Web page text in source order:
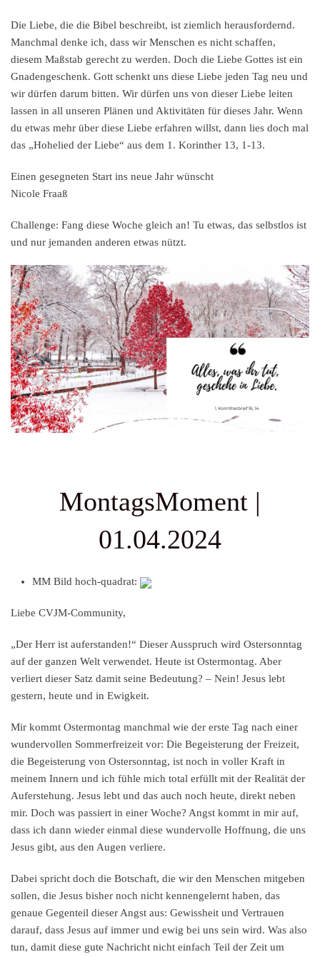
Die Liebe, die die Bibel beschreibt, ist ziemlich herausfordernd.
Manchmal denke ich, dass wir Menschen es nicht schaffen,
diesem Maßstab gerecht zu werden. Doch die Liebe Gottes ist ein
Gnadengeschenk. Gott schenkt uns diese Liebe jeden Tag neu und
wir dürfen darum bitten. Wir dürfen uns von dieser Liebe leiten
lassen in all unseren Plänen und Aktivitäten für dieses Jahr. Wenn
du etwas mehr über diese Liebe erfahren willst, dann lies doch mal
das „Hohelied der Liebe“ aus dem 1. Korinther 13, 1-13.
Einen gesegneten Start ins neue Jahr wünscht
Nicole Fraaß
Challenge: Fang diese Woche gleich an! Tu etwas, das selbstlos ist
und nur jemanden anderen etwas nützt.
MontagsMoment |
01.04.2024
MM Bild hoch-quadrat:
Liebe CVJM-Community,
„Der Herr ist auferstanden!“ Dieser Ausspruch wird Ostersonntag
auf der ganzen Welt verwendet. Heute ist Ostermontag. Aber
verliert dieser Satz damit seine Bedeutung? – Nein! Jesus lebt
gestern, heute und in Ewigkeit.
Mir kommt Ostermontag manchmal wie der erste Tag nach einer
wundervollen Sommerfreizeit vor: Die Begeisterung der Freizeit,
die Begeisterung von Ostersonntag, ist noch in voller Kraft in
meinem Innern und ich fühle mich total erfüllt mit der Realität der
Auferstehung. Jesus lebt und das auch noch heute, direkt neben
mir. Doch was passiert in einer Woche? Angst kommt in mir auf,
dass ich dann wieder einmal diese wundervolle Hoffnung, die uns
Jesus gibt, aus den Augen verliere.
Dabei spricht doch die Botschaft, die wir den Menschen mitgeben
sollen, die Jesus bisher noch nicht kennengelernt haben, das
genaue Gegenteil dieser Angst aus: Gewissheit und Vertrauen
darauf, dass Jesus auf immer und ewig bei uns sein wird. Was also
tun, damit diese gute Nachricht nicht einfach Teil der Zeit um